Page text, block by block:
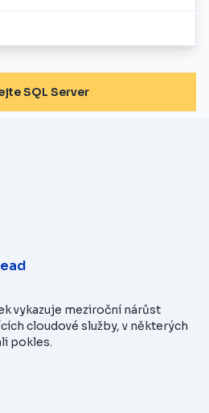
SQL Server
vykazuje meziroční nárůst
cloudové služby, v některých
pokles.